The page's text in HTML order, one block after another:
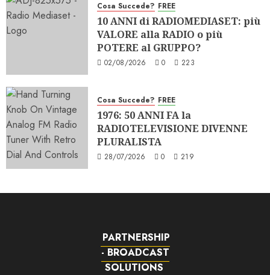
Cosa Succede? FREE
10 ANNI di RADIOMEDIASET: più
VALORE alla RADIO o più
POTERE al GRUPPO?
02/08/2026 0 223
Cosa Succede? FREE
1976: 50 ANNI FA la
RADIOTELEVISIONE DIVENNE
PLURALISTA
28/07/2026 0 219
PARTNERSHIP
- BROADCAST
SOLUTIONS